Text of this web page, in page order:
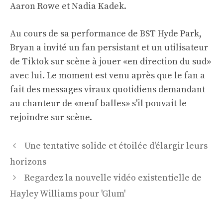
Aaron Rowe et Nadia Kadek.
Au cours de sa performance de BST Hyde Park,
Bryan a invité un fan persistant et un utilisateur
de Tiktok sur scène à jouer «en direction du sud»
avec lui. Le moment est venu après que le fan a
fait des messages viraux quotidiens demandant
au chanteur de «neuf balles» s'il pouvait le
rejoindre sur scène.
Navigation
des
Une tentative solide et étoilée d'élargir leurs
horizons
Regardez la nouvelle vidéo existentielle de
Hayley Williams pour 'Glum'